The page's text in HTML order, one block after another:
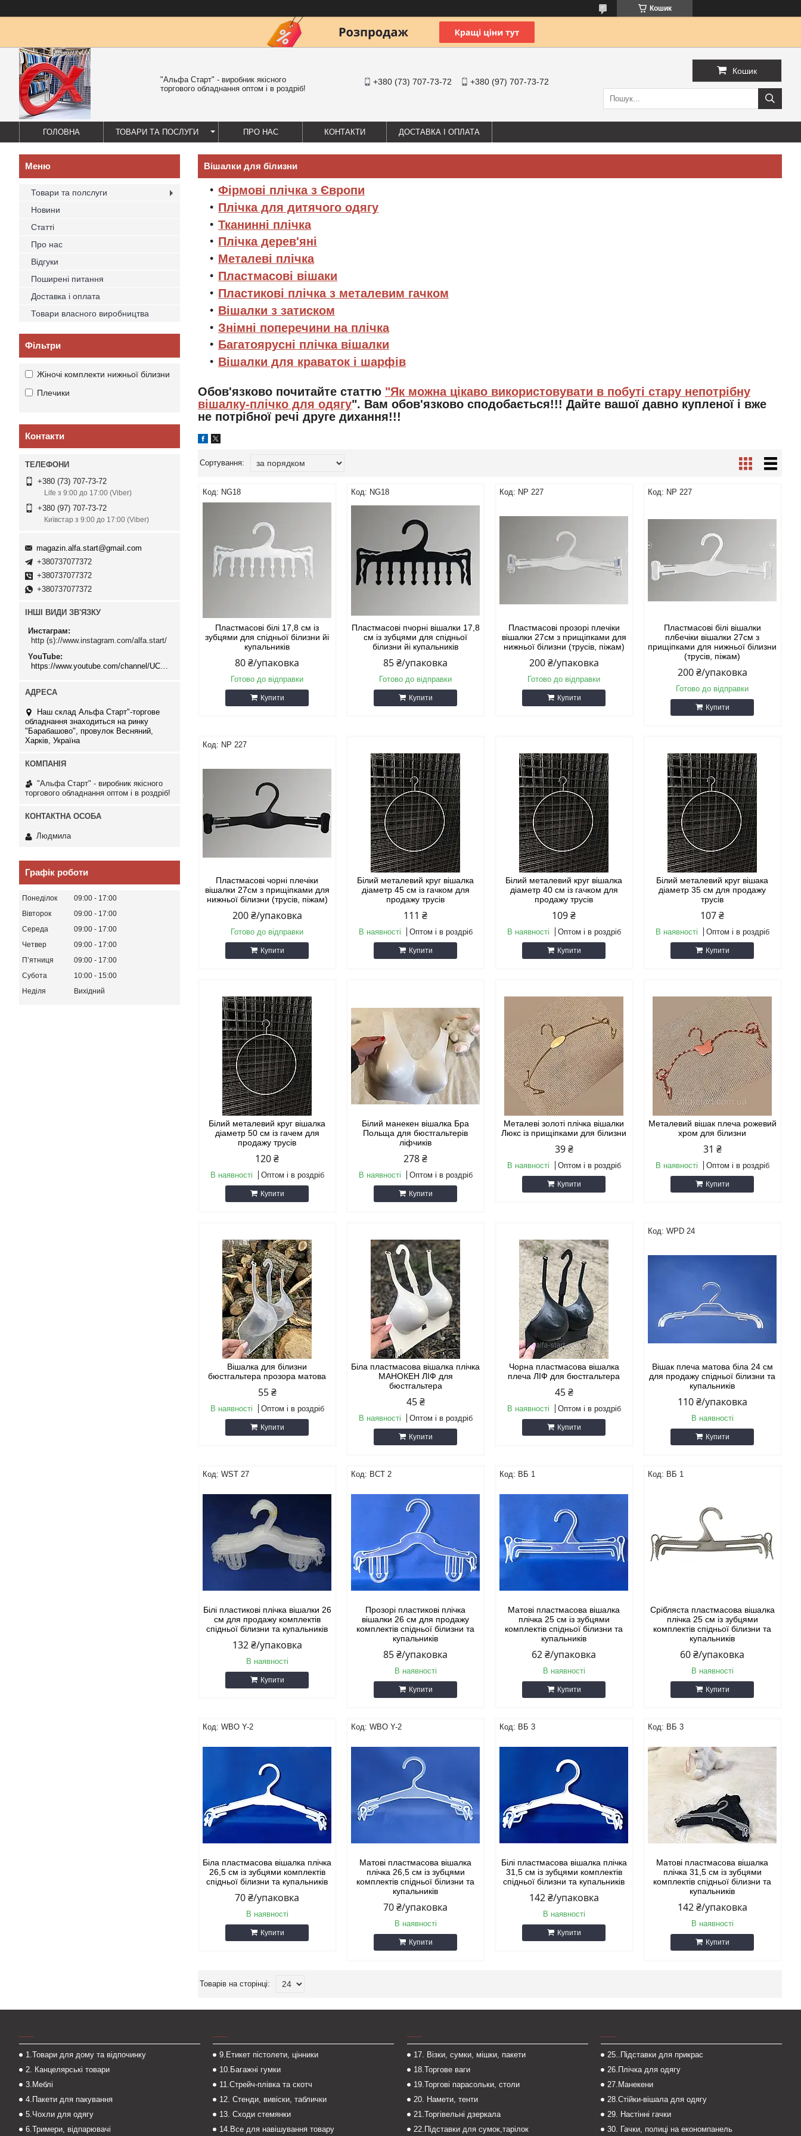
Кошик
"Альфа Старт" - виробник якісного
торгового обладнання оптом і в роздріб!
+380 (73) 707-73-72 +380 (97) 707-73-72
Кошик
ГОЛОВНА ТОВАРИ ТА ПОСЛУГИ ПРО НАС КОНТАКТИ ДОСТАВКА І ОПЛАТА
Вішалки для білизни
Фірмові плічка з Європи
Плічка для дитячого одягу
Тканинні плічка
Плічка дерев'яні
Металеві плічка
Пластмасові вішаки
Пластикові плічка з металевим гачком
Вішалки з затиском
Знімні поперечини на плічка
Багатоярусні плічка вішалки
Вішалки для краваток і шарфів
Обов'язково почитайте статтю "Як можна цікаво використовувати в побуті стару непотрібну
вішалку-плічко для одягу". Вам обов'язково сподобається!!! Дайте вашої давно купленої і вже
не потрібної речі друге дихання!!!
NG18
Пластмасові білі 17,8 см із
зубцями для спідньої білизни йі
купальників
80 ₴/упаковка
Готово до відправки
Купити
NG18
Пластмасові пчорні вішалки 17,8
см із зубцями для спідньої
білизни йі купальників
85 ₴/упаковка
Готово до відправки
Купити
NP 227
Пластмасові прозорі плечіки
вішалки 27см з прищіпками для
нижньої білизни (трусів, піжам)
200 ₴/упаковка
Готово до відправки
Купити
NP 227
Пластмасові білі вішалки
пл6ечіки вішалки 27см з
прищіпками для нижньої білизни
(трусів, піжам)
200 ₴/упаковка
Готово до відправки
Купити
NP 227
Пластмасові чорні плечіки
вішалки 27см з прищіпками для
нижньої білизни (трусів, піжам)
200 ₴/упаковка
Готово до відправки
Купити
Білий металевий круг вішалка
діаметр 45 см із гачком для
продажу трусів
111 ₴
В наявності Оптом і в роздріб
Купити
Білий металевий круг вішалка
діаметр 40 см із гачком для
продажу трусів
109 ₴
В наявності Оптом і в роздріб
Купити
Білий металевий круг вішака
діаметр 35 см для продажу
трусів
107 ₴
В наявності Оптом і в роздріб
Купити
Білий металевий круг вішалка
діаметр 50 см із гачем для
продажу трусів
120 ₴
В наявності Оптом і в роздріб
Купити
Білий манекен вішалка Бра
Польща для бюстгальтерів
ліфчиків
278 ₴
В наявності Оптом і в роздріб
Купити
Металеві золоті плічка вішалки
Люкс із прищіпками для білизни
39 ₴
В наявності Оптом і в роздріб
Купити
Металевий вішак плеча рожевий
хром для білизни
31 ₴
В наявності Оптом і в роздріб
Купити
Вішалка для білизни
бюстгальтера прозора матова
55 ₴
В наявності Оптом і в роздріб
Купити
Біла пластмасова вішалка плічка
МАНОКЕН ЛІФ для
бюстгальтера
45 ₴
В наявності Оптом і в роздріб
Купити
Чорна пластмасова вішалка
плеча ЛІФ для бюстгальтера
45 ₴
В наявності Оптом і в роздріб
Купити
WPD 24
Вішак плеча матова біла 24 см
для продажу спідньої білизни та
купальників
110 ₴/упаковка
В наявності
Купити
WST 27
Білі пластикові плічка вішалки 26
см для продажу комплектів
спідньої білизни та купальників
132 ₴/упаковка
В наявності
Купити
ВСТ 2
Прозорі пластикові плічка
вішалки 26 см для продажу
комплектів спідньої білизни та
купальників
85 ₴/упаковка
В наявності
Купити
BБ 1
Матові пластмасова вішалка
плічка 25 см із зубцями
комплектів спідньої білизни та
купальників
62 ₴/упаковка
В наявності
Купити
BБ 1
Срібляста пластмасова вішалка
плічка 25 см із зубцями
комплектів спідньої білизни та
купальників
60 ₴/упаковка
В наявності
Купити
WBO Y-2
Біла пластмасова вішалка плічка
26,5 см із зубцями комплектів
спідньої білизни та купальників
70 ₴/упаковка
В наявності
Купити
WBO Y-2
Матові пластмасова вішалка
плічка 26,5 см із зубцями
комплектів спідньої білизни та
купальників
70 ₴/упаковка
В наявності
Купити
ВБ 3
Білі пластмасова вішалка плічка
31,5 см із зубцями комплектів
спідньої білизни та купальників
142 ₴/упаковка
В наявності
Купити
ВБ 3
Матові пластмасова вішалка
плічка 31,5 см із зубцями
комплектів спідньої білизни та
купальників
142 ₴/упаковка
В наявності
Купити
Товари та полслуги
Новини
Статті
Про нас
Відгуки
Поширені питання
Доставка і оплата
Товари власного виробництва
Фільтри
Жіночі комплекти нижньої білизни
Плечики
Контакти
+380 (73) 707-73-72
Life з 9:00 до 17:00 (Viber)
+380 (97) 707-73-72
Київстар з 9:00 до 17:00 (Viber)
magazin.alfa.start@gmail.com
+380737077372
+380737077372
+380737077372
ІНШІ ВИДИ ЗВ'ЯЗКУ
Инстаграм
http (s)://www.instagram.com/alfa.start/
YouTube
Наш склад Альфа Старт"-торгове
обладнання знаходиться на ринку
"Барабашово", провулок Весняний,
Харків, Україна
"Альфа Старт" - виробник якісного
торгового обладнання оптом і в роздріб!
Людмила
Графік роботи
Понеділок 09:00
17:00
Вівторок
09:00
17:00
Середа
09:00
17:00
Четвер
09:00
17:00
Пʼятниця
09:00
17:00
Субота
10:00
15:00
Неділя
Вихідний
1.Товари для дому та відпочинку
2. Канцелярські товари
3.Меблі
4.Пакети для пакування
5.Чохли для одягу
6.Тримери, відпарювачі
9.Етикет пістолети, цінники
10.Багажні гумки
11.Стрейч-плівка та скотч
12. Стенди, вивіски, таблички
13. Сходи стемянки
14.Все для навішування товару
17. Візки, сумки, мішки, пакети
18.Торгове ваги
19.Торгові парасольки, столи
20. Намети, тенти
21.Торгівельні дзеркала
22.Підставки для сумок,тарілок
25..Підставки для прикрас
26.Плічка для одягу
27.Манекени
28.Стійки-вішала для одягу
29. Настінні гачки
30. Гачки, полиці на економпанель